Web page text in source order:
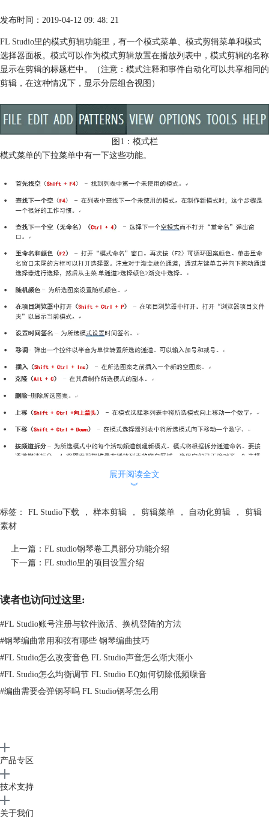
发布时间：2019-04-12 09: 48: 21
FL Studio里的模式剪辑功能里，有一个模式菜单、模式剪辑菜单和模式
选择器面板。模式可以作为模式剪辑放置在播放列表中，模式剪辑的名称
显示在剪辑的标题栏中。（注意：模式注释和事件自动化可以共享相同的
剪辑，在这种情况下，显示分层组合视图）
图1：模式栏
模式菜单的下拉菜单中有一下这些功能。
而在模式剪辑菜单中，在每个剪辑左上角的菜单图标下，我们将会找到一
个菜单，有几个模式选项供我们选择。
展开阅读全文
︾
标签： FL Studio下载 ， 样本剪辑 ， 剪辑菜单 ， 自动化剪辑 ，
剪辑
素材
上一篇： FL studio钢琴卷工具部分功能介绍
下一篇： FL studio里的项目设置介绍
读者也访问过这里:
#FL Studio账号注册与软件激活、换机登陆的方法
#钢琴编曲常用和弦有哪些 钢琴编曲技巧
#FL Studio怎么改变音色 FL Studio声音怎么渐大渐小
#FL Studio怎么均衡调节 FL Studio EQ如何切除低频噪音
#编曲需要会弹钢琴吗 FL Studio钢琴怎么用
产品专区
技术支持
关于我们